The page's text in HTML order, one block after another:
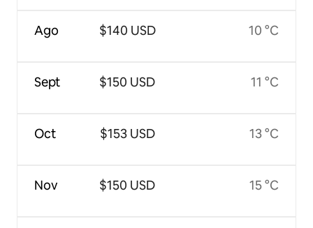
Ago
Sept
Oct
Nov
$140 USD
$150 USD
$153 USD
$150 USD
10 °C
11 °C
13 °C
15 °C